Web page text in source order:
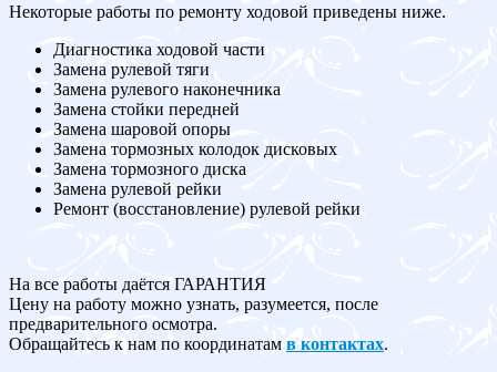
Некоторые работы по ремонту ходовой приведены ниже.
Диагностика ходовой части
Замена рулевой тяги
Замена рулевого наконечника
Замена стойки передней
Замена шаровой опоры
Замена тормозных колодок дисковых
Замена тормозного диска
Замена рулевой рейки
Ремонт (восстановление) рулевой рейки
На все работы даётся ГАРАНТИЯ
Цену на работу можно узнать, разумеется, после
предварительного осмотра.
Обращайтесь к нам по координатам в контактах.